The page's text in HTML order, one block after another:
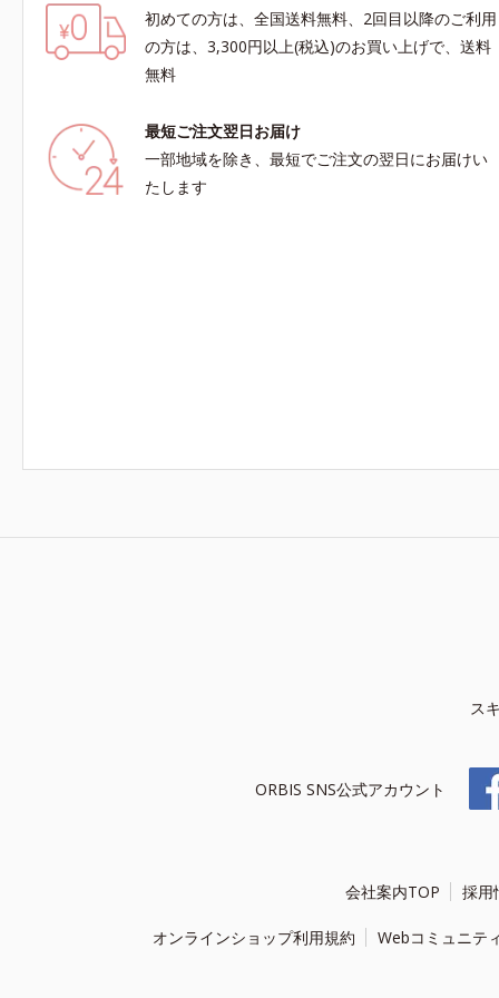
初めての方は、全国送料無料、2回目以降のご利用
の方は、3,300円以上(税込)のお買い上げで、送料
無料
最短ご注文翌日お届け
一部地域を除き、最短でご注文の翌日にお届けい
たします
ス
ORBIS SNS公式アカウント
会社案内TOP 採用
オンラインショップ利用規約 Webコミュニテ